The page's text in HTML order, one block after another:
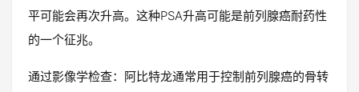
平可能会再次升高。这种PSA升高可能是前列腺癌耐药性
的一个征兆。
通过影像学检查：阿比特龙通常用于控制前列腺癌的骨转